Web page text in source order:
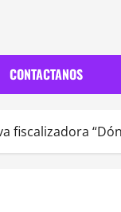
CONTACTANOS
fiscalizadora